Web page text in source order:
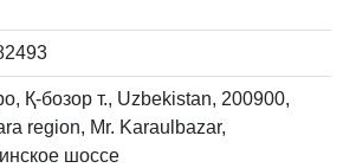
Қ-бозор т., Uzbekistan, 200900,
region, Mr. Karaulbazar,
шоссе